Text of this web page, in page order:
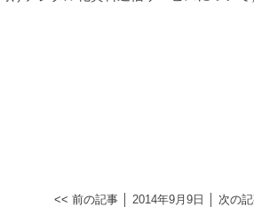
<< 前の記事│ 2014年9月9日 │ 次の